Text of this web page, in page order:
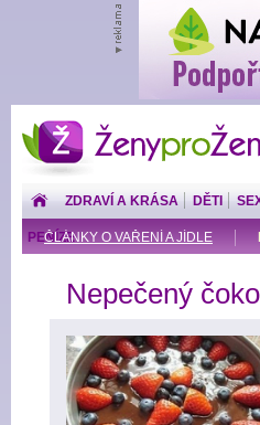
ŽenyproŽeny.cz
ZDRAVÍ A KRÁSA DĚTI
ČLÁNKY O VAŘENÍ A JÍDLE
PENÍZE
Nepečený